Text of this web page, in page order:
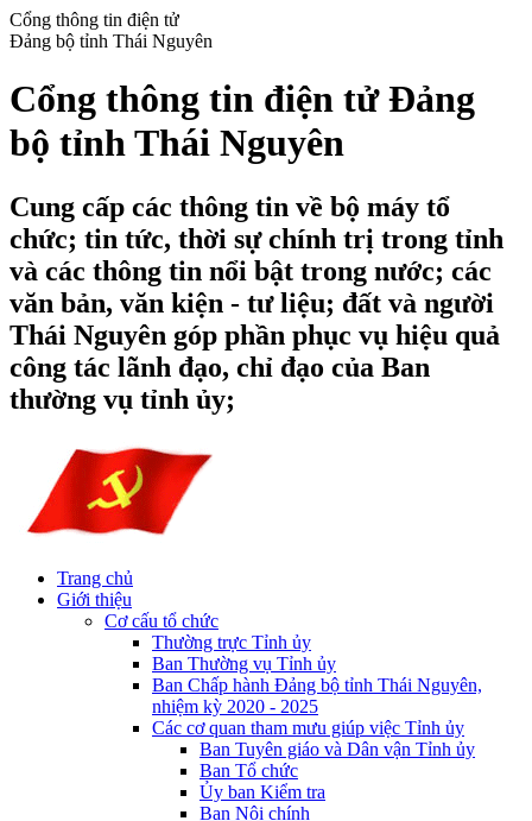
Cổng thông tin điện tử
Đảng bộ tỉnh Thái Nguyên
Cổng thông tin điện tử Đảng
bộ tỉnh Thái Nguyên
Cung cấp các thông tin về bộ máy tổ
chức; tin tức, thời sự chính trị trong tỉnh
và các thông tin nổi bật trong nước; các
văn bản, văn kiện - tư liệu; đất và người
Thái Nguyên góp phần phục vụ hiệu quả
công tác lãnh đạo, chỉ đạo của Ban
thường vụ tỉnh ủy;
Trang chủ
Giới thiệu
Cơ cấu tổ chức
Thường trực Tỉnh ủy
Ban Thường vụ Tỉnh ủy
Ban Chấp hành Đảng bộ tỉnh Thái Nguyên,
nhiệm kỳ 2020 - 2025
Các cơ quan tham mưu giúp việc Tỉnh ủy
Ban Tuyên giáo và Dân vận Tỉnh ủy
Ban Tổ chức
Ủy ban Kiểm tra
Ban Nội chính